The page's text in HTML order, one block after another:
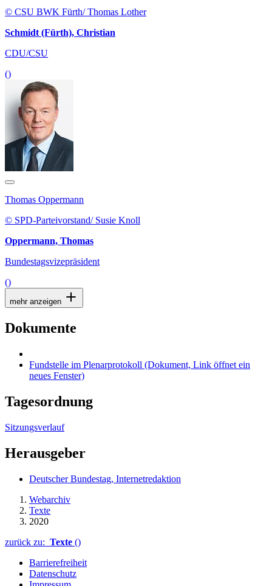
© CSU BWK Fürth/ Thomas Lother
Schmidt (Fürth), Christian
CDU/CSU
()
Thomas Oppermann
© SPD-Parteivorstand/ Susie Knoll
Oppermann, Thomas
Bundestagsvizepräsident
()
mehr anzeigen
Dokumente
Fundstelle im Plenarprotokoll (Dokument, Link öffnet ein
neues Fenster)
Tagesordnung
Sitzungsverlauf
Herausgeber
Deutscher Bundestag, Internetredaktion
Webarchiv
Texte
2020
zurück zu: Texte ()
Barrierefreiheit
Datenschutz